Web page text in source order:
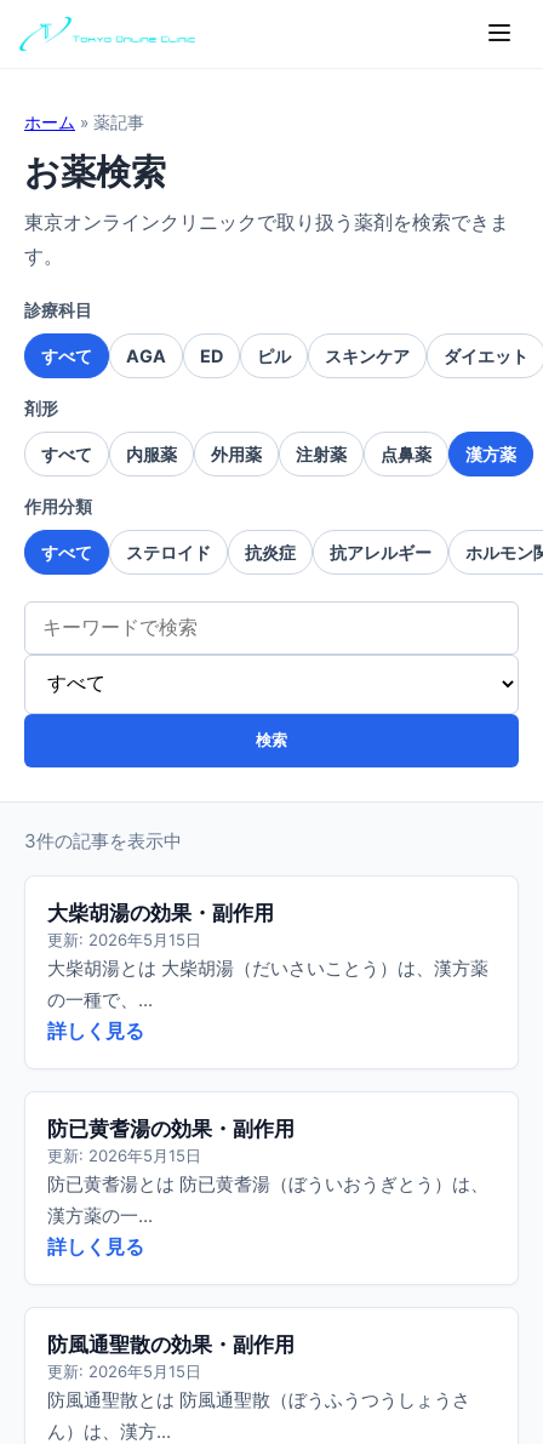
ホーム » 薬記事
お薬検索
東京オンラインクリニックで取り扱う薬剤を検索できま
す。
診療科目
すべて AGA ED ピル スキンケア ダイエット
剤形
すべて 内服薬 外用薬 注射薬 点鼻薬 漢方薬
作用分類
すべて ステロイド 抗炎症 抗アレルギー ホルモン
検索
3件の記事を表示中
大柴胡湯の効果・副作用
更新: 2026年5月15日
大柴胡湯とは 大柴胡湯（だいさいことう）は、漢方薬
の一種で、...
詳しく見る
防已黄耆湯の効果・副作用
更新: 2026年5月15日
防已黄耆湯とは 防已黄耆湯（ぼういおうぎとう）は、
漢方薬の一...
詳しく見る
防風通聖散の効果・副作用
更新: 2026年5月15日
防風通聖散とは 防風通聖散（ぼうふうつうしょうさ
ん）は、漢方...